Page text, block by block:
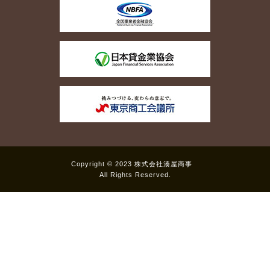
Copyright © 2023 株式会社湊屋商事
All Rights Reserved.